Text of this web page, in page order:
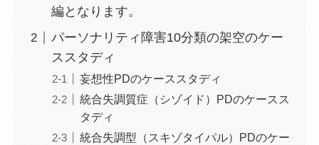
編となります。
パーソナリティ障害10分類の架空のケー
ススタディ
妄想性PDのケーススタディ
統合失調質症（シゾイド）PDのケースス
タディ
統合失調型（スキゾタイパル）PDのケー